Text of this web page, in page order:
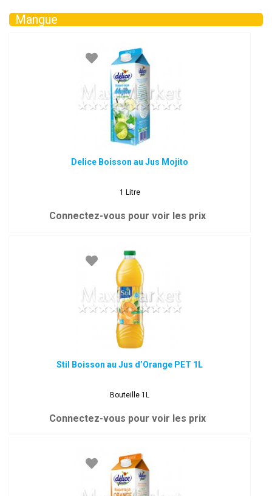
Mangue
Delice Boisson au Jus Mojito
1 Litre
Connectez-vous pour voir les prix
Stil Boisson au Jus d’Orange PET 1L
Bouteille 1L
Connectez-vous pour voir les prix